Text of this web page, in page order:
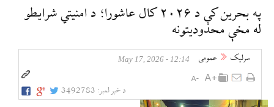
په بحرین کې د ۲۰۲۶ کال عاشورا؛ د امنیتي شرایطو
له مخې محدودیتونه
سرلیک عمومی 12:14 - May 17, 2026
د خبر لمبر: 3492783